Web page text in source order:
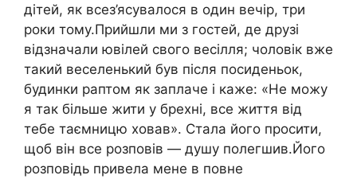
дітей, як всез’ясувалося в один вечір, три
роки тому.Прийшли ми з гостей, де друзі
відзначали ювілей свого весілля; чоловік вже
такий веселенький був після посиденьок,
будинки раптом як заплаче і каже: «Не можу
я так більше жити у брехні, все життя від
тебе таємницю ховав». Стала його просити,
щоб він все розповів — душу полегшив.Його
розповідь привела мене в повне